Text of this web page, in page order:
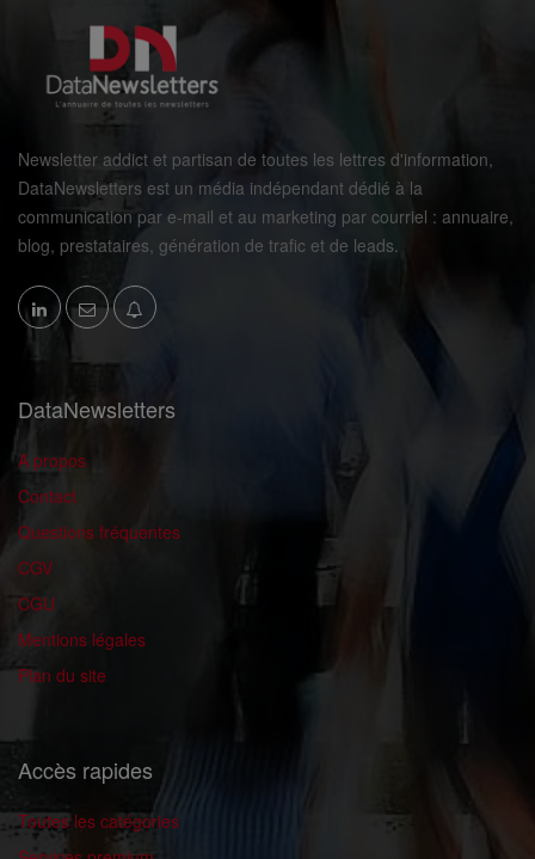
Newsletter addict et partisan de toutes les lettres d'information,
DataNewsletters est un média indépendant dédié à la
communication par e-mail et au marketing par courriel : annuaire,
blog, prestataires, génération de trafic et de leads.
DataNewsletters
A propos
Contact
Questions fréquentes
CGV
CGU
Mentions légales
Plan du site
Accès rapides
Toutes les catégories